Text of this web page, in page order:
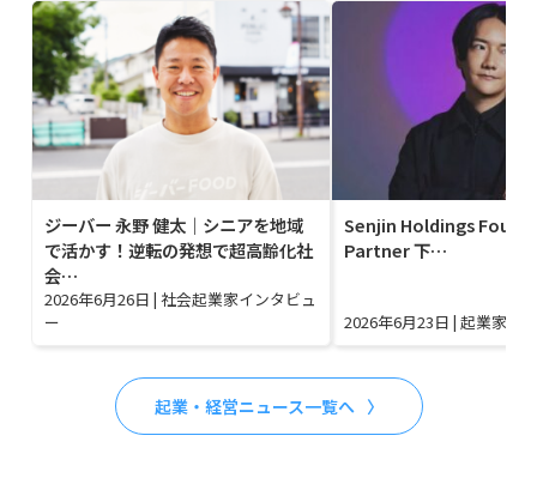
ジーバー 永野 健太｜シニアを地域
で活かす！逆転の発想で超高齢化社
会…
2026年6月26日 | 社会起業家インタビュ
ー
Senjin Holdings
Partner 下…
2026年6月23日 | 起業家イ
起業・経営ニュース一覧へ